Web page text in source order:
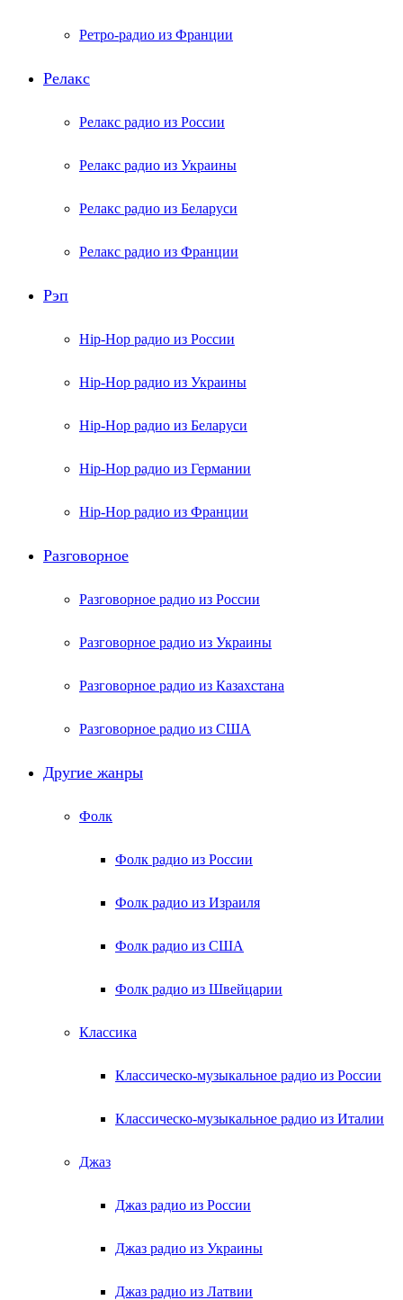
Ретро-радио из Франции
Релакс
Релакс радио из России
Релакс радио из Украины
Релакс радио из Беларуси
Релакс радио из Франции
Рэп
Hip-Hop радио из России
Hip-Hop радио из Украины
Hip-Hop радио из Беларуси
Hip-Hop радио из Германии
Hip-Hop радио из Франции
Разговорное
Разговорное радио из России
Разговорное радио из Украины
Разговорное радио из Казахстана
Разговорное радио из США
Другие жанры
Фолк
Фолк радио из России
Фолк радио из Израиля
Фолк радио из США
Фолк радио из Швейцарии
Классика
Классическо-музыкальное радио из России
Классическо-музыкальное радио из Италии
Джаз
Джаз радио из России
Джаз радио из Украины
Джаз радио из Латвии